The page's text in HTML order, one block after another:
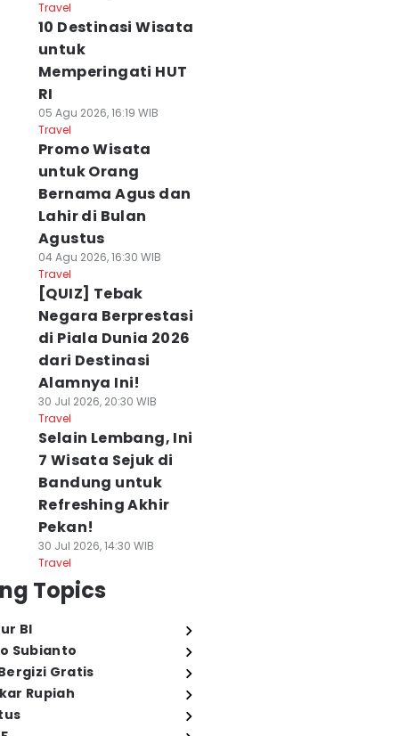
Travel
10 Destinasi Wisata
untuk
Memperingati HUT
RI
05 Agu 2026, 16:19 WIB
Travel
Promo Wisata
untuk Orang
Bernama Agus dan
Lahir di Bulan
Agustus
04 Agu 2026, 16:30 WIB
Travel
[QUIZ] Tebak
Negara Berprestasi
di Piala Dunia 2026
dari Destinasi
Alamnya Ini!
30 Jul 2026, 20:30 WIB
Travel
Selain Lembang, Ini
7 Wisata Sejuk di
Bandung untuk
Refreshing Akhir
Pekan!
30 Jul 2026, 14:30 WIB
Travel
Topics
BI
Subianto
Gratis
Rupiah